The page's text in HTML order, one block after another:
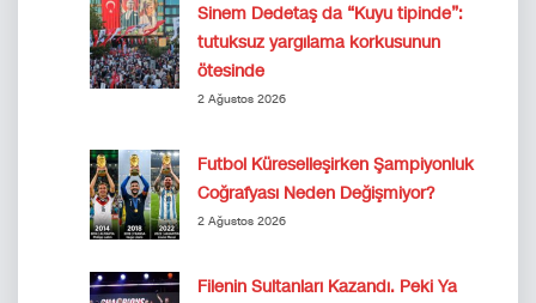
Sinem Dedetaş da “Kuyu tipinde”:
tutuksuz yargılama korkusunun
ötesinde
2 Ağustos 2026
Futbol Küreselleşirken Şampiyonluk
Coğrafyası Neden Değişmiyor?
2 Ağustos 2026
Filenin Sultanları Kazandı. Peki Ya